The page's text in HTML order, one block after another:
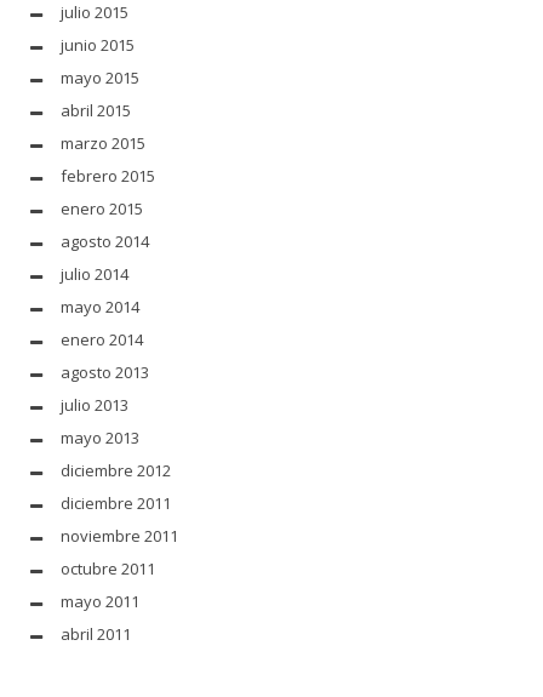
julio 2015
junio 2015
mayo 2015
abril 2015
marzo 2015
febrero 2015
enero 2015
agosto 2014
julio 2014
mayo 2014
enero 2014
agosto 2013
julio 2013
mayo 2013
diciembre 2012
diciembre 2011
noviembre 2011
octubre 2011
mayo 2011
abril 2011